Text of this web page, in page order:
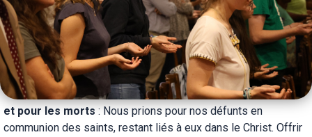
et pour les morts : Nous prions pour nos défunts en
communion des saints, restant liés à eux dans le Christ. Offrir